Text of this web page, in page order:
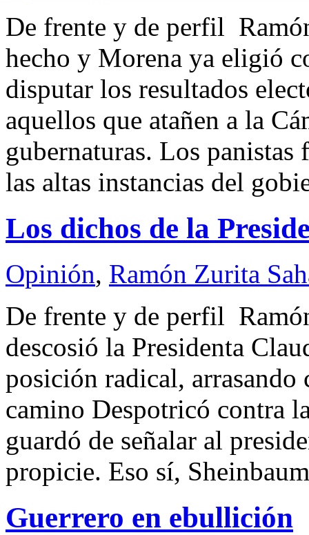
De frente y de perfil
hecho y Morena ya eligió
disputar los resultados
aquellos que atañen a la
gubernaturas. Los panistas
las altas instancias del
Los dichos de la
Opinión, Ramón Zurita
De frente y de perfil
descosió la Presidenta
posición radical, arrasando
camino Despotricó contra
guardó de señalar al
propicie. Eso sí,
Guerrero en ebullición